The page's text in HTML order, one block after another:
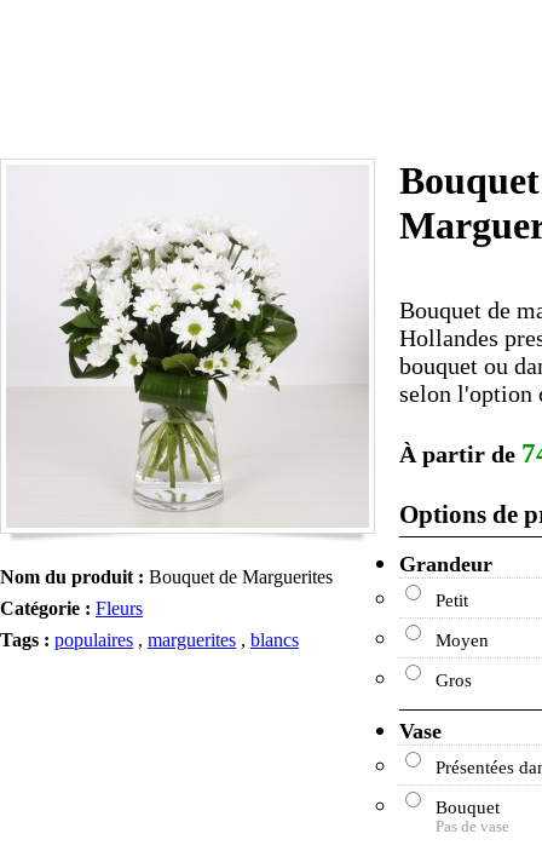
Nom du produit : Bouquet de Marguerites
Catégorie : Fleurs
Tags : populaires , marguerites , blancs
Bouquet de
Hollandes
bouquet ou
selon l'option
À partir de
Options de
Grandeur
Petit
Moyen
Gros
Vase
Présentées
Bouquet
Pas de vase